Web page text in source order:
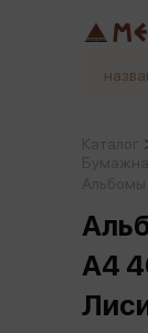
А4